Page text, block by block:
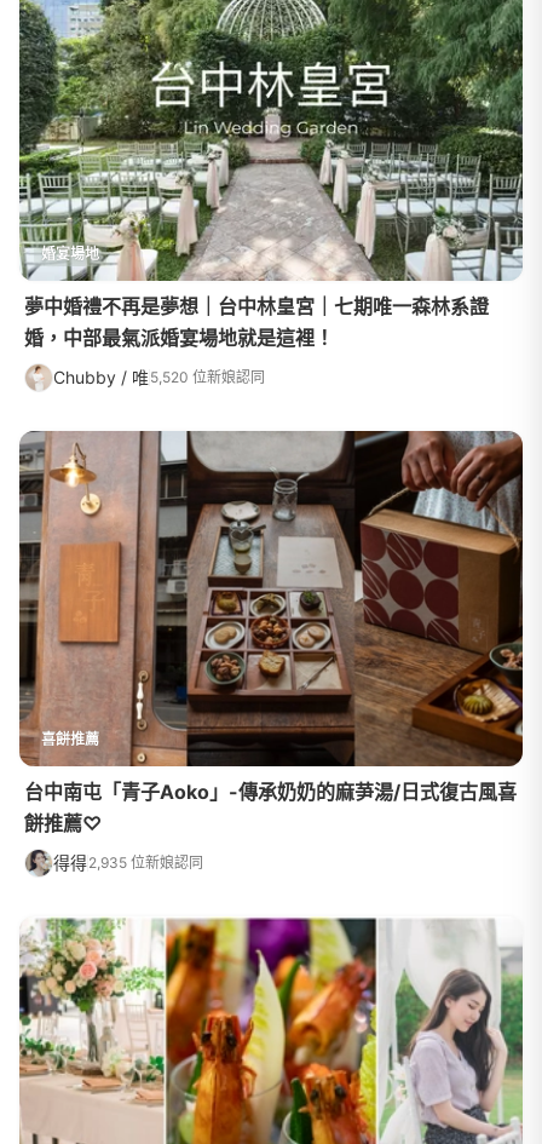
婚宴場地
夢中婚禮不再是夢想｜台中林皇宮｜七期唯一森林系證
婚，中部最氣派婚宴場地就是這裡！
Chubby / 唯 5,520 位新娘認同
喜餅推薦
台中南屯「青子Aoko」-傳承奶奶的麻芛湯/日式復古風喜
餅推薦♡
得得2,935 位新娘認同